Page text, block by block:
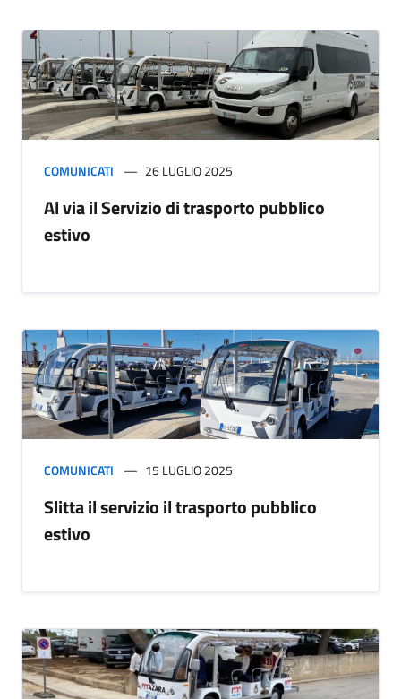
COMUNICATI 26 LUGLIO 2025
Al via il Servizio di trasporto pubblico
estivo
COMUNICATI 15 LUGLIO 2025
Slitta il servizio il trasporto pubblico
estivo